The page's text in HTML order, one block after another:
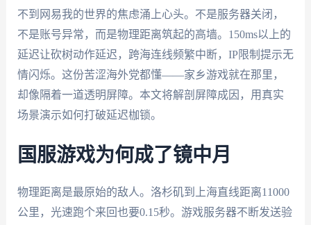
不到网易我的世界的焦虑涌上心头。不是服务器关闭，
不是账号异常，而是物理距离筑起的高墙。150ms以上的
延迟让砍树动作延迟，跨海连线频繁中断，IP限制提示无
情闪烁。这份苦涩海外党都懂——家乡游戏就在那里，
却像隔着一道透明屏障。本文将解剖屏障成因，用真实
场景演示如何打破延迟枷锁。
国服游戏为何成了镜中月
物理距离是最原始的敌人。洛杉矶到上海直线距离11000
公里，光速跑个来回也要0.15秒。游戏服务器不断发送验